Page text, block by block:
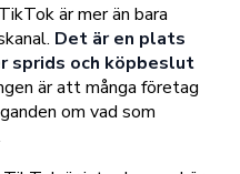
är mer än bara
Det är en plats
sprids och köpbeslut
är att många företag
om vad som